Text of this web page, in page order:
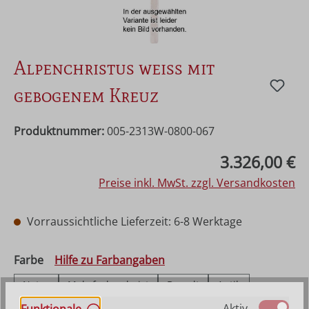
Alpenchristus weiss mit
gebogenem Kreuz
Produktnummer: 005-2313W-0800-067
3.326,00 €
Preise inkl. MwSt. zzgl. Versandkosten
Vorraussichtliche Lieferzeit: 6-8 Werktage
Farbeauswählen
Hilfe zu Farbangaben
Natur Mehrfach gebeizt Bemalt
Antik